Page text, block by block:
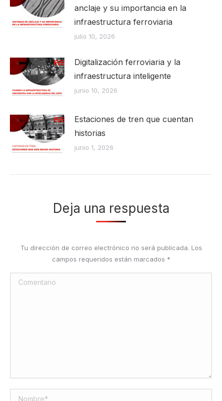
anclaje y su importancia en la
infraestructura ferroviaria
julio 10, 2026
Digitalización ferroviaria y la
infraestructura inteligente
junio 10, 2026
Estaciones de tren que cuentan
historias
junio 1, 2026
Deja una respuesta
Tu dirección de correo electrónico no será publicada. Los
campos requeridos están marcados *
Comentario
Nombre *